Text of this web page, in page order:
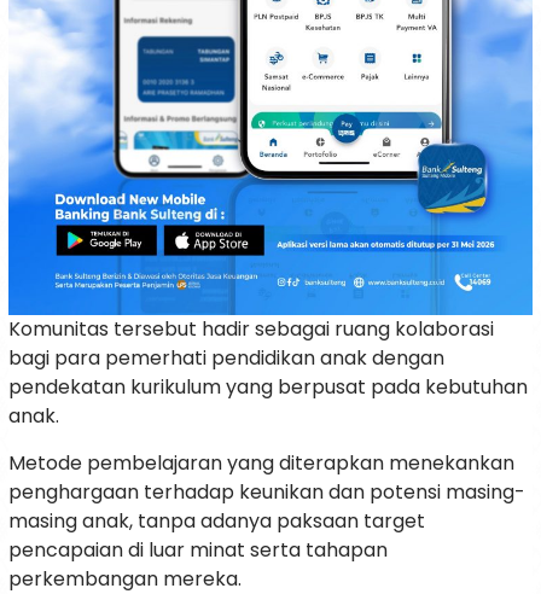
Komunitas tersebut hadir sebagai ruang kolaborasi
bagi para pemerhati pendidikan anak dengan
pendekatan kurikulum yang berpusat pada kebutuhan
anak.
Metode pembelajaran yang diterapkan menekankan
penghargaan terhadap keunikan dan potensi masing-
masing anak, tanpa adanya paksaan target
pencapaian di luar minat serta tahapan
perkembangan mereka.